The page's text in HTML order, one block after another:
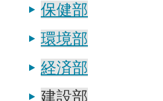
保健部
環境部
経済部
建設部